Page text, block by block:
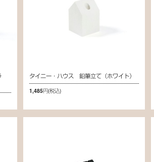
タイニー・ハウス 鉛筆立て（ホワイト）
1,485円(税込)